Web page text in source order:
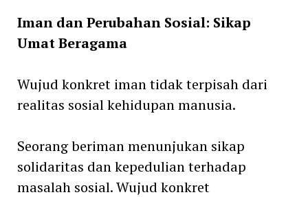
Iman dan Perubahan Sosial: Sikap
Umat Beragama
Wujud konkret iman tidak terpisah dari
realitas sosial kehidupan manusia.
Seorang beriman menunjukan sikap
solidaritas dan kepedulian terhadap
masalah sosial. Wujud konkret